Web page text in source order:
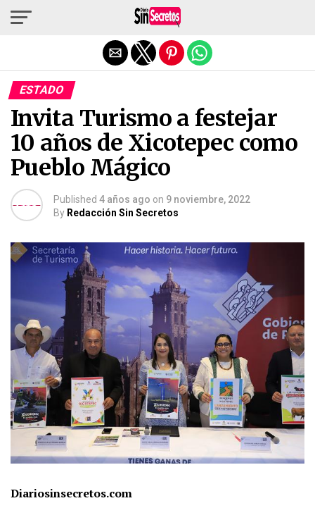
ESTADO
Invita Turismo a festejar
10 años de Xicotepec como
Pueblo Mágico
Published 4 años ago on 9 noviembre, 2022
By Redacción Sin Secretos
Diariosinsecretos.com
Salir de la versión móvil